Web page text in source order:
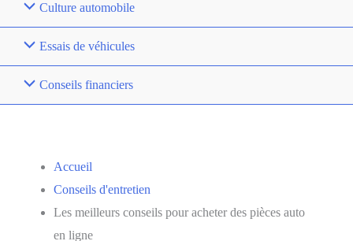
Culture automobile
Essais de véhicules
Conseils financiers
Accueil
Conseils d'entretien
Les meilleurs conseils pour acheter des pièces auto
en ligne